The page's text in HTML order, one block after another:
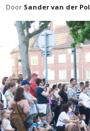
Door Sander van der Pol